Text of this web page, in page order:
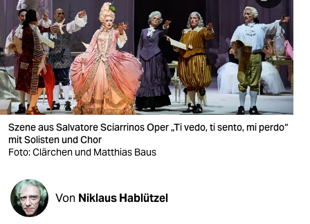
nord
wahrheit
verlag
verlag
veranstaltungen
shop
fragen & hilfe
unterstützen
Szene aus Salvatore Sciarrinos Oper „Ti vedo, ti sento, mi perdo“
mit Solisten und Chor
Foto: Clärchen und Matthias Baus
Von Niklaus Hablützel